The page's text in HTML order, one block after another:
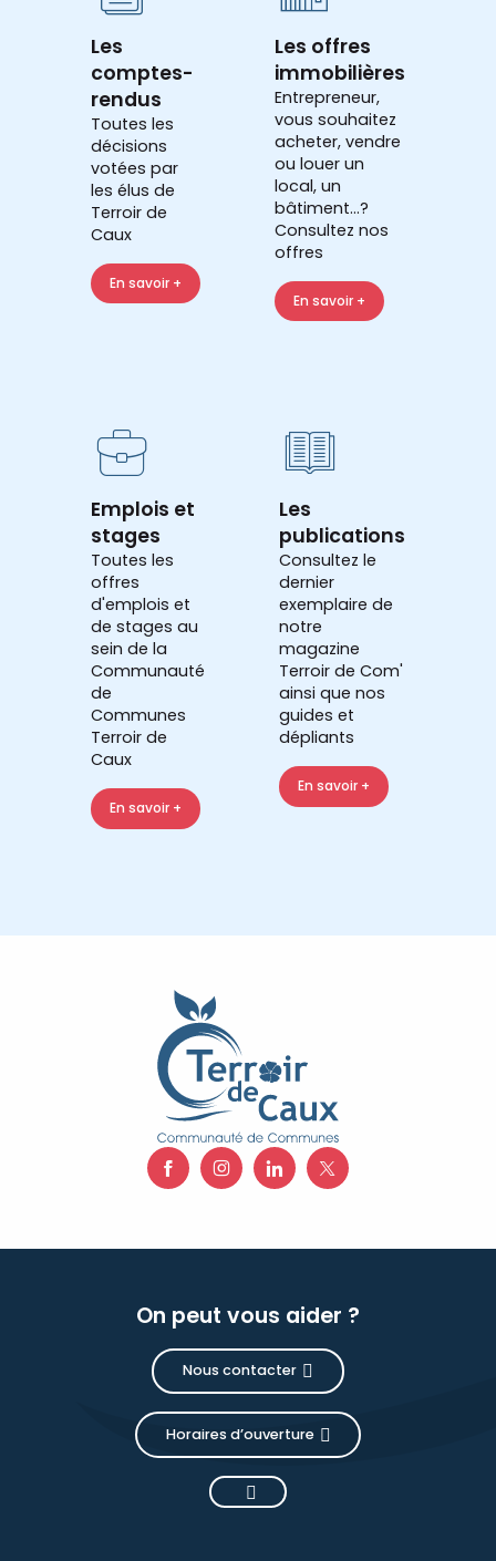
Les
comptes-
rendus
Toutes les
décisions
votées par
les élus de
Terroir de
Caux
En savoir +
Les offres
immobilières
Entrepreneur,
vous souhaitez
acheter, vendre
ou louer un
local, un
bâtiment...?
Consultez nos
offres
En savoir +
Emplois et
stages
Toutes les
offres
d'emplois et
de stages au
sein de la
Communauté
de
Communes
Terroir de
Caux
En savoir +
Les
publications
Consultez le
dernier
exemplaire de
notre
magazine
Terroir de Com'
ainsi que nos
guides et
dépliants
En savoir +
On peut vous aider ?
Nous contacter
Horaires d’ouverture